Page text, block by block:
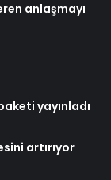
anlaşmayı
yayınladı
artırıyor